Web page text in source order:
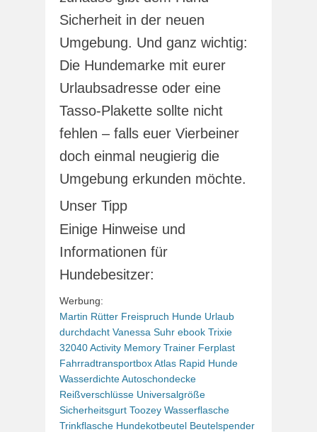
Sicherheit in der neuen
Umgebung. Und ganz wichtig:
Die Hundemarke mit eurer
Urlaubsadresse oder eine
Tasso-Plakette sollte nicht
fehlen – falls euer Vierbeiner
doch einmal neugierig die
Umgebung erkunden möchte.
Unser Tipp
Einige Hinweise und
Informationen für
Hundebesitzer:
Werbung:
Martin Rütter Freispruch Hunde Urlaub
durchdacht Vanessa Suhr ebook Trixie
32040 Activity Memory Trainer Ferplast
Fahrradtransportbox Atlas Rapid Hunde
Wasserdichte Autoschondecke
Reißverschlüsse Universalgröße
Sicherheitsgurt Toozey Wasserflasche
Trinkflasche Hundekotbeutel Beutelspender